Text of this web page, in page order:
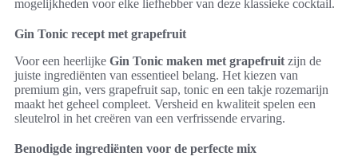
mogelijkheden voor elke liefhebber van deze klassieke cocktail.
Gin Tonic recept met grapefruit
Voor een heerlijke Gin Tonic maken met grapefruit zijn de
juiste ingrediënten van essentieel belang. Het kiezen van
premium gin, vers grapefruit sap, tonic en een takje rozemarijn
maakt het geheel compleet. Versheid en kwaliteit spelen een
sleutelrol in het creëren van een verfrissende ervaring.
Benodigde ingrediënten voor de perfecte mix